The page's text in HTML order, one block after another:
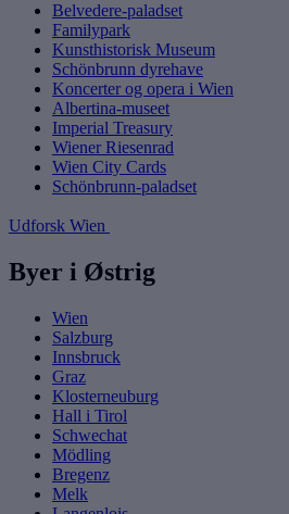
Belvedere-paladset
Familypark
Kunsthistorisk Museum
Schönbrunn dyrehave
Koncerter og opera i Wien
Albertina-museet
Imperial Treasury
Wiener Riesenrad
Wien City Cards
Schönbrunn-paladset
Udforsk Wien
Byer i Østrig
Wien
Salzburg
Innsbruck
Graz
Klosterneuburg
Hall i Tirol
Schwechat
Mödling
Bregenz
Melk